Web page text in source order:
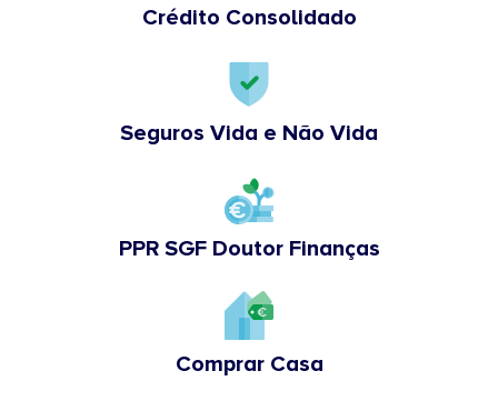
Crédito Consolidado
Seguros Vida e Não Vida
PPR SGF Doutor Finanças
Comprar Casa